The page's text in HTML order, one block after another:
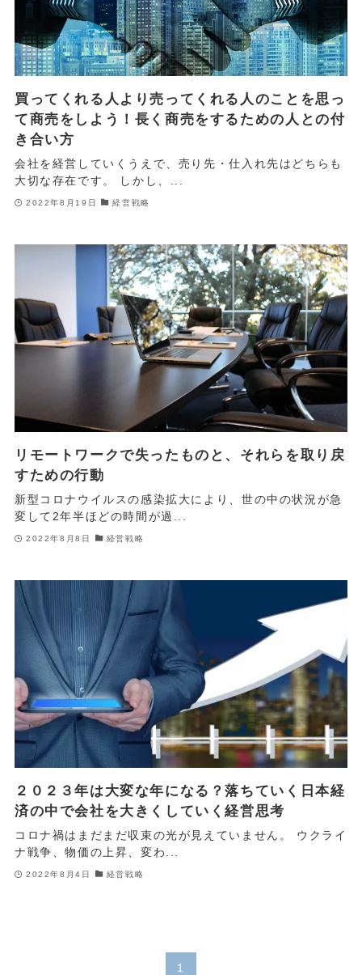
買ってくれる人より売ってくれる人のことを思っ
て商売をしよう！長く商売をするための人との付
き合い方
会社を経営していくうえで、売り先・仕入れ先はどちらも
大切な存在です。 しかし、...
2022年8月19日 経営戦略
リモートワークで失ったものと、それらを取り戻
すための行動
新型コロナウイルスの感染拡大により、世の中の状況が急
変して2年半ほどの時間が過...
2022年8月8日 経営戦略
２０２３年は大変な年になる？落ちていく日本経
済の中で会社を大きくしていく経営思考
コロナ禍はまだまだ収束の光が見えていません。 ウクライ
ナ戦争、物価の上昇、変わ...
2022年8月4日 経営戦略
1